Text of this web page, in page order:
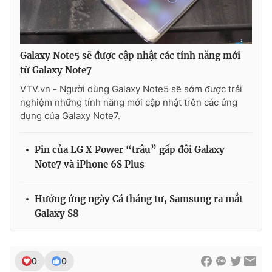
THỜI BÁO VTV
Theo dõi báo trên
Cơ quan chủ quản:Đài Truyền hình Việt Nam
Cơ quan báo chí:Thời báo VTV
cấp ngày 29/12/2023
Tổng Biên tập:Vũ Thanh Thủy
Tổng đài VTV: 024.38 355 931 - 024.38 355 932
Galaxy Note5 sẽ được cập nhật các tính năng mới
từ Galaxy Note7
VTV.vn - Người dùng Galaxy Note5 sẽ sớm được trải
nghiệm những tính năng mới cập nhật trên các ứng
dụng của Galaxy Note7.
Pin của LG X Power “trâu” gấp đôi Galaxy
Note7 và iPhone 6S Plus
Hưởng ứng ngày Cá tháng tư, Samsung ra mắt
Galaxy S8
0 0